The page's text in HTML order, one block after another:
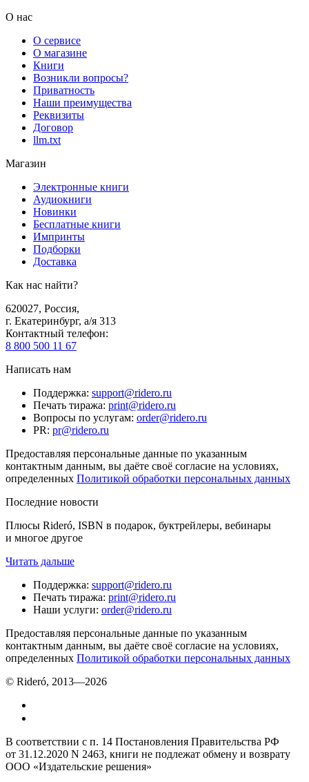
О нас
О сервисе
О магазине
Книги
Возникли вопросы?
Приватность
Наши преимущества
Реквизиты
Договор
llm.txt
Магазин
Электронные книги
Аудиокниги
Новинки
Бесплатные книги
Импринты
Подборки
Доставка
Как нас найти?
620027, Россия,
г. Екатеринбург, а/я 313
Контактный телефон:
8 800 500 11 67
Написать нам
Поддержка: support@ridero.ru
Печать тиража: print@ridero.ru
Вопросы по услугам: order@ridero.ru
PR: pr@ridero.ru
Предоставляя персональные данные по указанным
контактным данным, вы даёте своё согласие на условиях,
определенных Политикой обработки персональных данных
Последние новости
Плюсы Rideró, ISBN в подарок, буктрейлеры, вебинары
и многое другое
Читать дальше
Поддержка: support@ridero.ru
Печать тиража: print@ridero.ru
Наши услуги: order@ridero.ru
Предоставляя персональные данные по указанным
контактным данным, вы даёте своё согласие на условиях,
определенных Политикой обработки персональных данных
© Rideró, 2013—2026
В соответствии с п. 14 Постановления Правительства РФ
от 31.12.2020 N 2463, книги не подлежат обмену и возврату
ООО «Издательские решения»